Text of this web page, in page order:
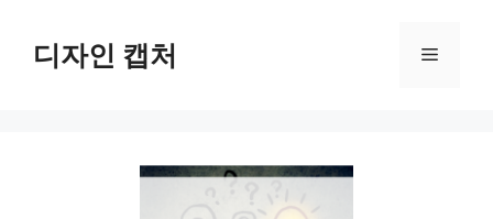
디자인 캡처 메